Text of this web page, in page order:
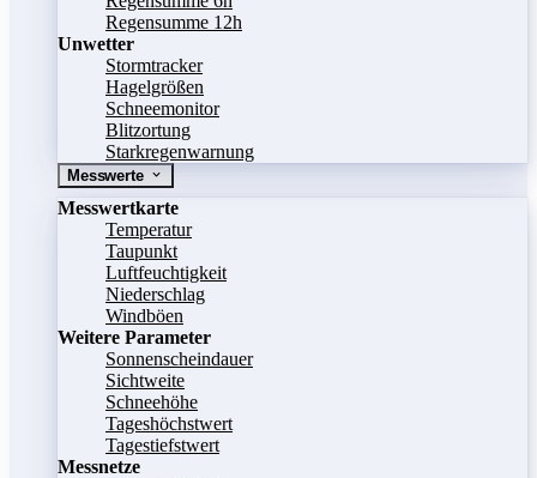
Regensumme 12h
Unwetter
Stormtracker
Hagelgrößen
Schneemonitor
Blitzortung
Starkregenwarnung
Messwerte
Messwertkarte
Temperatur
Taupunkt
Luftfeuchtigkeit
Niederschlag
Windböen
Weitere Parameter
Sonnenscheindauer
Sichtweite
Schneehöhe
Tageshöchstwert
Tagestiefstwert
Messnetze